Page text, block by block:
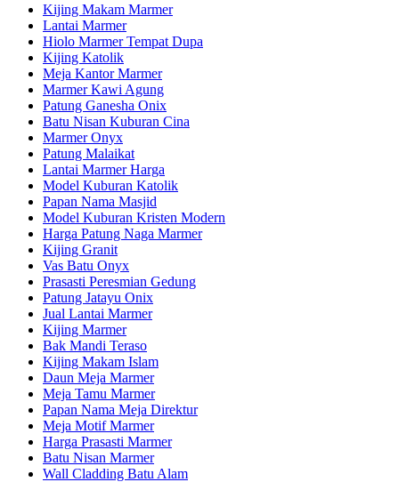
Kijing Makam Marmer
Lantai Marmer
Hiolo Marmer Tempat Dupa
Kijing Katolik
Meja Kantor Marmer
Marmer Kawi Agung
Patung Ganesha Onix
Batu Nisan Kuburan Cina
Marmer Onyx
Patung Malaikat
Lantai Marmer Harga
Model Kuburan Katolik
Papan Nama Masjid
Model Kuburan Kristen Modern
Harga Patung Naga Marmer
Kijing Granit
Vas Batu Onyx
Prasasti Peresmian Gedung
Patung Jatayu Onix
Jual Lantai Marmer
Kijing Marmer
Bak Mandi Teraso
Kijing Makam Islam
Daun Meja Marmer
Meja Tamu Marmer
Papan Nama Meja Direktur
Meja Motif Marmer
Harga Prasasti Marmer
Batu Nisan Marmer
Wall Cladding Batu Alam